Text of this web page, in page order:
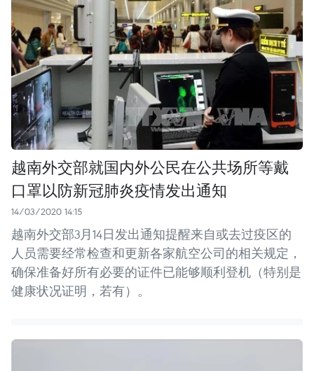
越南外交部就国内外公民在公共场所等戴
口罩以防新冠肺炎疫情发出通知
14/03/2020 14:15
越南外交部3月14日发出通知提醒来自或去过疫区的
人员需要经常检查和更新各家航空公司的相关规定，
确保准备好所有必要的证件已能够顺利登机（特别是
健康状况证明，若有）。